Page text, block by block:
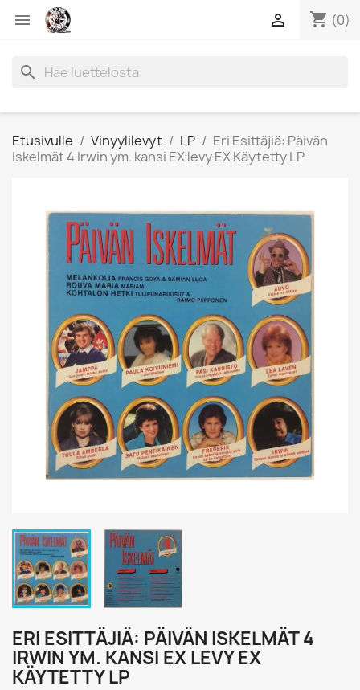
 shopping_cart (0)

search
Etusivulle Vinyylilevyt LP
Eri Esittäjiä: Päivän
Iskelmät 4 Irwin ym. kansi EX levy EX Käytetty LP
ERI ESITTÄJIÄ: PÄIVÄN ISKELMÄT 4
IRWIN YM. KANSI EX LEVY EX
KÄYTETTY LP